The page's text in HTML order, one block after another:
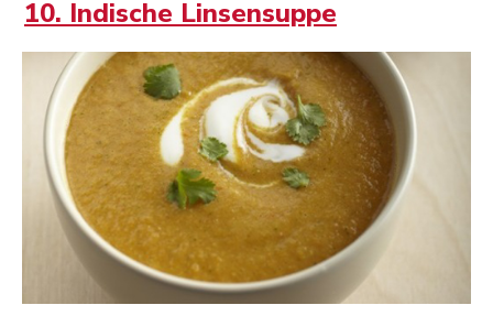
10. Indische Linsensuppe